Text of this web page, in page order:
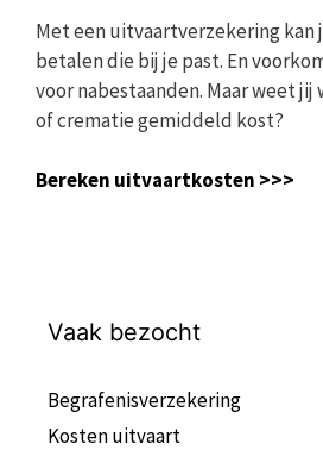
Met een uitvaartverzekering kan
betalen die bij je past. En
voor nabestaanden. Maar weet jij
of crematie gemiddeld kost?
Bereken uitvaartkosten >>>
Vaak bezocht
Begrafenisverzekering
Kosten uitvaart